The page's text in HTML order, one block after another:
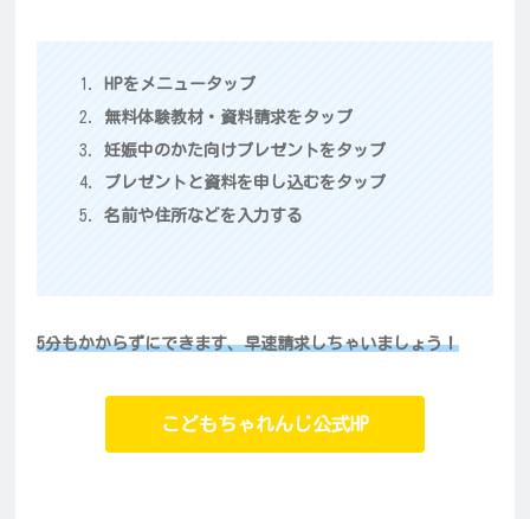
HPをメニュータップ
無料体験教材・資料請求をタップ
妊娠中のかた向けプレゼントをタップ
プレゼントと資料を申し込むをタップ
名前や住所などを入力する
5分もかからずにできます、早速請求しちゃいましょう！
こどもちゃれんじ公式HP